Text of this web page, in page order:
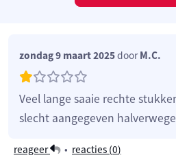
zondag 9 maart 2025doorM.C.
Veel lange saaie rechte
slecht aangegeven halverwege
reageer • reacties (0)